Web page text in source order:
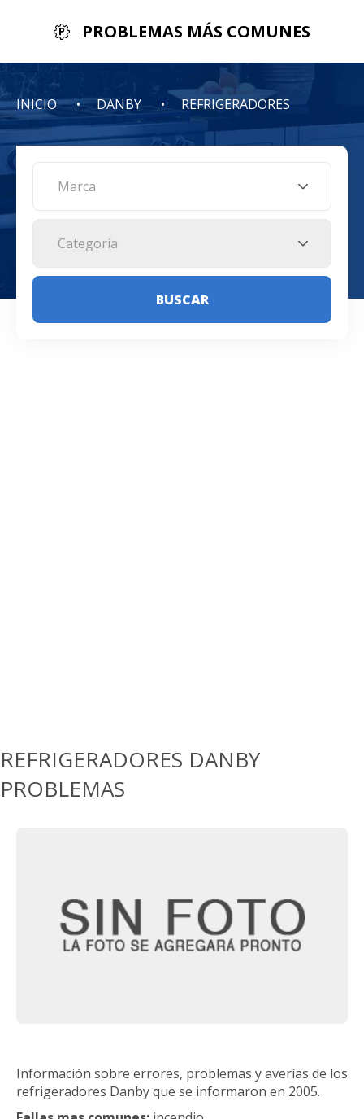
PROBLEMAS MÁS COMUNES
INICIO DANBY REFRIGERADORES
Marca
Categoría
BUSCAR
REFRIGERADORES DANBY
PROBLEMAS
Información sobre errores, problemas y averías de los
refrigeradores Danby que se informaron en 2005.